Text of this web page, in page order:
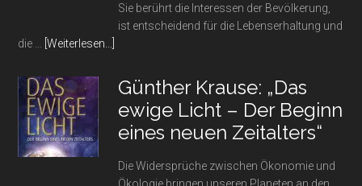
Ladeinfrastruktur
für
Autos
in
Deutschland
übertrieben?
Sie berührt die Interessen der Bevölkerung,
ist entscheidend für die Lebenserhaltung und
die …
[Weiterlesen...]
Plugin
DIE
MITTELFRISTIGE
TRANSFORMATION
ENERGIESEKTORS
Günther Krause: „Das
ewige Licht – Der Beginn
eines neuen Zeitalters“
Die Widersprüche zwischen Ökonomie und